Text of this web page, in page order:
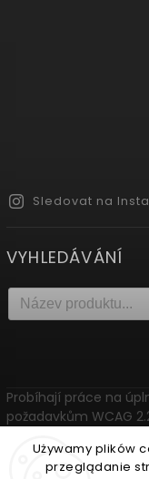
Używamy plików
przeglądanie
Sledovat na
VYHLEDÁVÁNÍ
Probíhají práce na
požadavkům WCAG